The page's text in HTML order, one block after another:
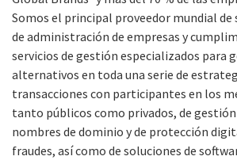
Somos el principal proveedor mundial
de administración de empresas y
servicios de gestión especializados para
alternativos en toda una serie de
transacciones con participantes en los
tanto públicos como privados, de gestión
nombres de dominio y de protección
fraudes, así como de soluciones de